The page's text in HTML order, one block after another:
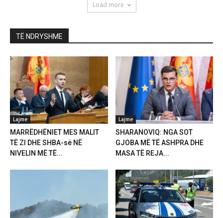
Load more
TË NDRYSHME
Lajme
MARRËDHËNIET MES MALIT
TË ZI DHE SHBA-së NË
NIVELIN MË TË...
Lajme
SHARANOVIQ: NGA SOT
GJOBA MË TË ASHPRA DHE
MASA TË REJA...